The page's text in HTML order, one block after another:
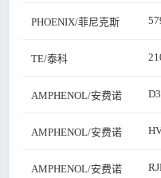
PHOENIX/菲尼克斯
TE/泰科
AMPHENOL/安费诺
AMPHENOL/安费诺
AMPHENOL/安费诺